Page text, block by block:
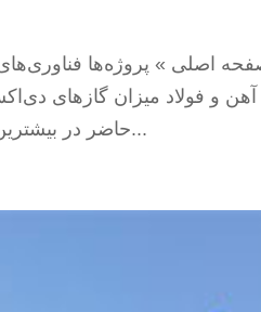
اصلی » پروژه‌ها
آهن و فولاد میزان گازهای
حاضر در بیشترین مقدار خود در دست‌کم ۸۰۰ هزار سال گذشته هستند و بیش از نیمی از...